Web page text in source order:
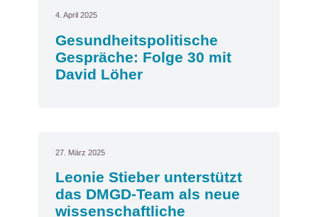
4. April 2025
Gesundheitspolitische
Gespräche: Folge 30 mit
David Löher
27. März 2025
Leonie Stieber unterstützt
das DMGD-Team als neue
wissenschaftliche